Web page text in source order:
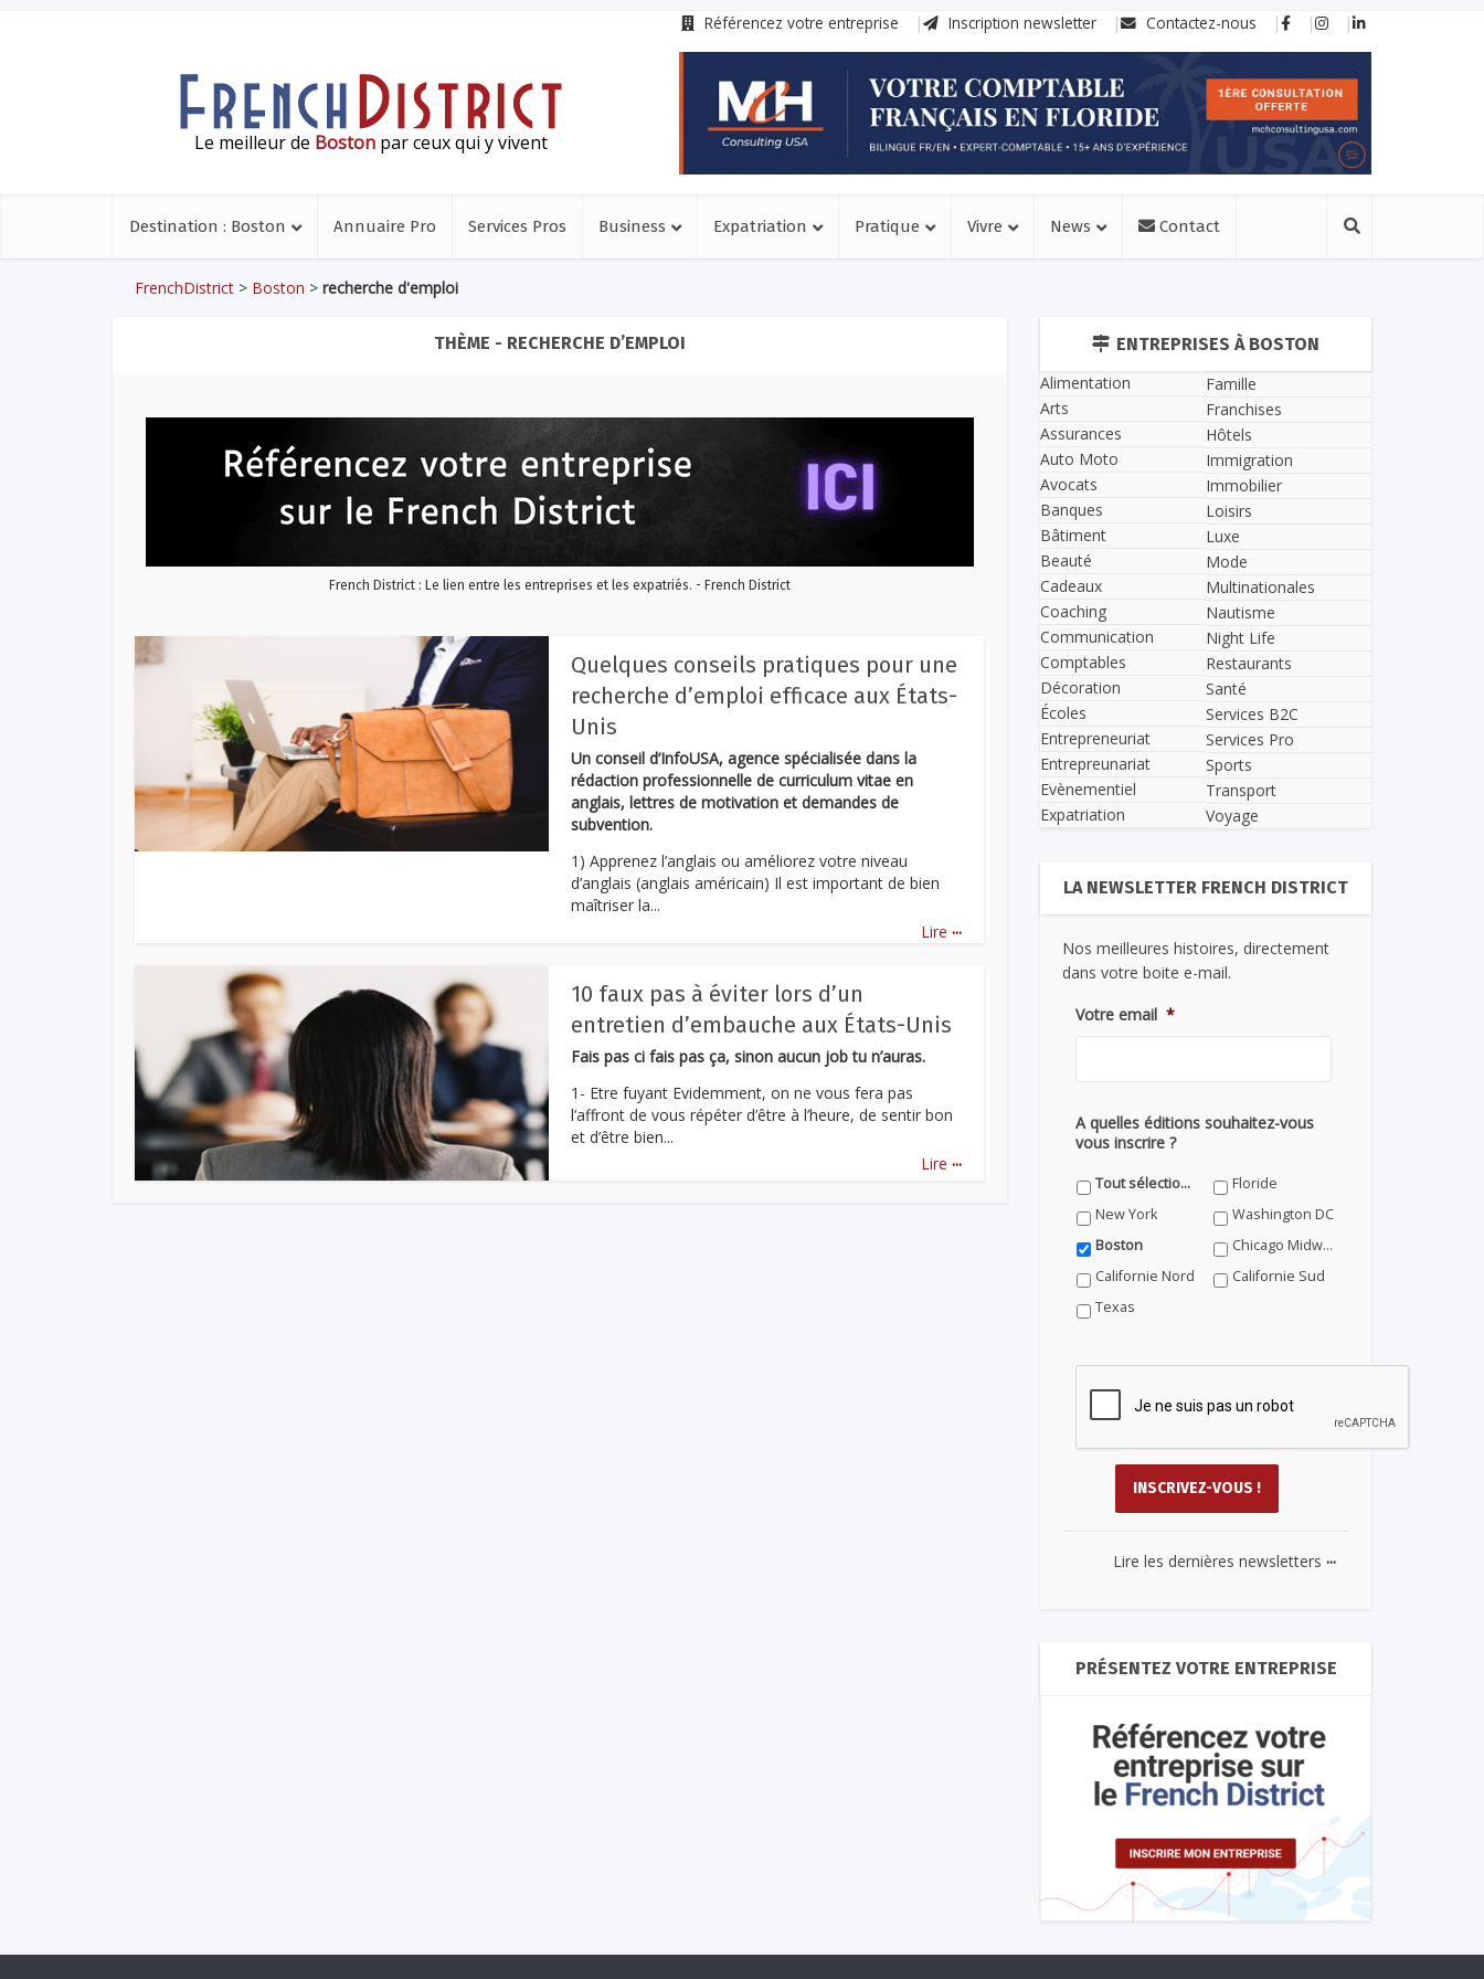
Référencez votre entreprise Inscription newsletter Contactez-nous
Le meilleur de Boston par ceux qui y vivent
Destination : Boston Annuaire Pro Services Pros Business Expatriation Pratique Vivre News Contact
FrenchDistrict > Boston > recherche d'emploi
THÈME - RECHERCHE D’EMPLOI
French District : Le lien entre les entreprises et les expatriés. - French District
Quelques conseils pratiques pour une
recherche d’emploi efficace aux États-
Unis
Un conseil d’InfoUSA, agence spécialisée dans la
rédaction professionnelle de curriculum vitae en
anglais, lettres de motivation et demandes de
subvention.
1) Apprenez l’anglais ou améliorez votre niveau
d’anglais (anglais américain) Il est important de bien
maîtriser la...
Lire ...
10 faux pas à éviter lors d’un
entretien d’embauche aux États-Unis
Fais pas ci fais pas ça, sinon aucun job tu n’auras.
1- Etre fuyant Evidemment, on ne vous fera pas
l’affront de vous répéter d’être à l’heure, de sentir bon
et d’être bien...
Lire ...
ENTREPRISES À BOSTON
Alimentation
Arts
Assurances
Auto Moto
Avocats
Banques
Bâtiment
Beauté
Cadeaux
Coaching
Communication
Comptables
Décoration
Écoles
Entrepreneuriat
Entrepreunariat
Evènementiel
Expatriation
Famille
Franchises
Hôtels
Immigration
Immobilier
Loisirs
Luxe
Mode
Multinationales
Nautisme
Night Life
Restaurants
Santé
Services B2C
Services Pro
Sports
Transport
Voyage
LA NEWSLETTER FRENCH DISTRICT
Nos meilleures histoires, directement
dans votre boite e-mail.
Votre email *
A quelles éditions souhaitez-vous
vous inscrire ?
Tout sélectionner
Floride
New York
Washington DC
Boston
Chicago Midwest
Californie Nord
Californie Sud
Texas
Lire les dernières newsletters ...
PRÉSENTEZ VOTRE ENTREPRISE